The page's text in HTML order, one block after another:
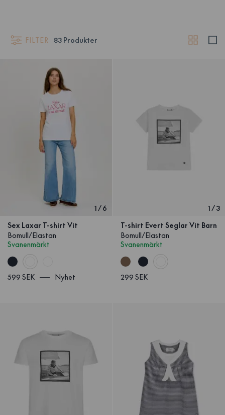
FILTER 83 Produkter
1/6
Sex Laxar T-shirt Vit
Bomull/Elastan
Svanenmärkt
599 SEK Nyhet
1/3
T-shirt Evert Seglar Vit Barn
Bomull/Elastan
Svanenmärkt
299 SEK